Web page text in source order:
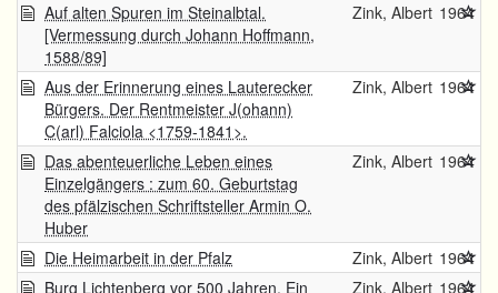
Auf alten Spuren im Steinalbtal.
[Vermessung durch Johann Hoffmann,
1588/89]
Zink, Albert 1964
Aus der Erinnerung eines Lauterecker
Bürgers. Der Rentmeister J(ohann)
C(arl) Falciola <1759-1841>.
Zink, Albert 1964
Das abenteuerliche Leben eines
Einzelgängers : zum 60. Geburtstag
des pfälzischen Schriftsteller Armin O.
Huber
Zink, Albert 1964
Die Heimarbeit in der Pfalz Zink, Albert 1964
Burg Lichtenberg vor 500 Jahren. Ein
Zink, Albert 1964